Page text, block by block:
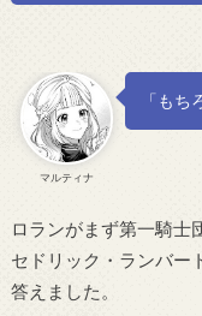
マルティナ
「も
ロランがまず第一騎士
セドリック・ランバー
答えました。